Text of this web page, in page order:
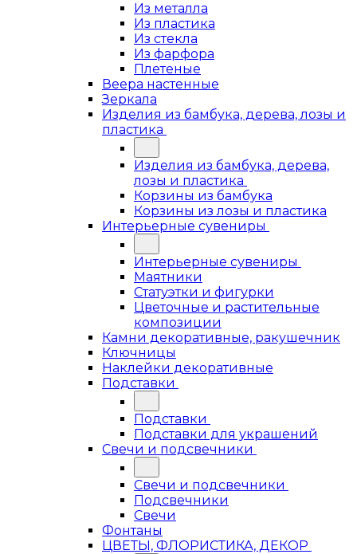
Из металла
Из пластика
Из стекла
Из фарфора
Плетеные
Веера настенные
Зеркала
Изделия из бамбука, дерева, лозы и
пластика
Изделия из бамбука, дерева,
лозы и пластика
Корзины из бамбука
Корзины из лозы и пластика
Интерьерные сувениры
Интерьерные сувениры
Маятники
Статуэтки и фигурки
Цветочные и растительные
композиции
Камни декоративные, ракушечник
Ключницы
Наклейки декоративные
Подставки
Подставки
Подставки для украшений
Свечи и подсвечники
Свечи и подсвечники
Подсвечники
Свечи
Фонтаны
ЦВЕТЫ, ФЛОРИСТИКА, ДЕКОР